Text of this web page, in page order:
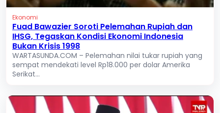
Ekonomi
Fuad Bawazier Soroti Pelemahan Rupiah dan
IHSG, Tegaskan Kondisi Ekonomi Indonesia
Bukan Krisis 1998
WARTASUNDA.COM – Pelemahan nilai tukar rupiah yang
sempat mendekati level Rp18.000 per dolar Amerika
Serikat...